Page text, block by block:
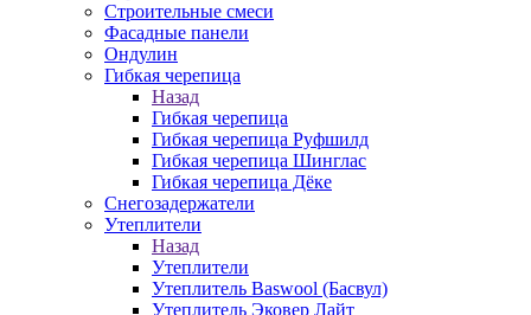
Строительные смеси
Фасадные панели
Ондулин
Гибкая черепица
Назад
Гибкая черепица
Гибкая черепица Руфшилд
Гибкая черепица Шинглас
Гибкая черепица Дёке
Снегозадержатели
Утеплители
Назад
Утеплители
Утеплитель Baswool (Басвул)
Утеплитель Эковер Лайт